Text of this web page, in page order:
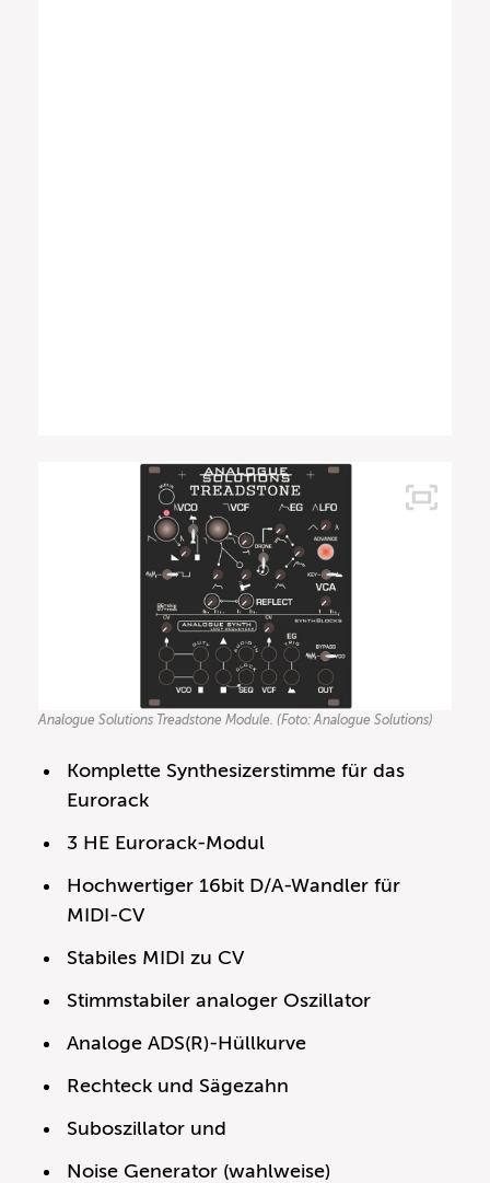
Analogue Solutions Treadstone Module. (Foto: Analogue Solutions)
Komplette Synthesizerstimme für das
Eurorack
3 HE Eurorack-Modul
Hochwertiger 16bit D/A-Wandler für
MIDI-CV
Stabiles MIDI zu CV
Stimmstabiler analoger Oszillator
Analoge ADS(R)-Hüllkurve
Rechteck und Sägezahn
Suboszillator und
Noise Generator (wahlweise)